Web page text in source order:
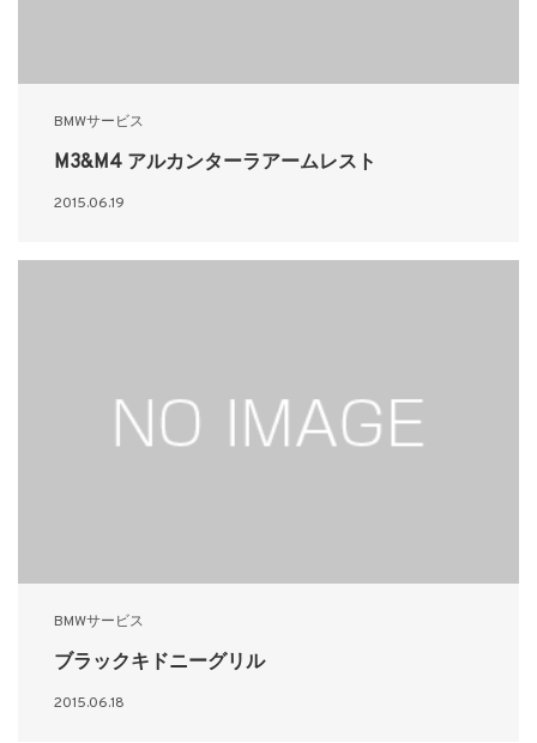
BMWサービス
M3&M4 アルカンターラアームレスト
2015.06.19
BMWサービス
ブラックキドニーグリル
2015.06.18